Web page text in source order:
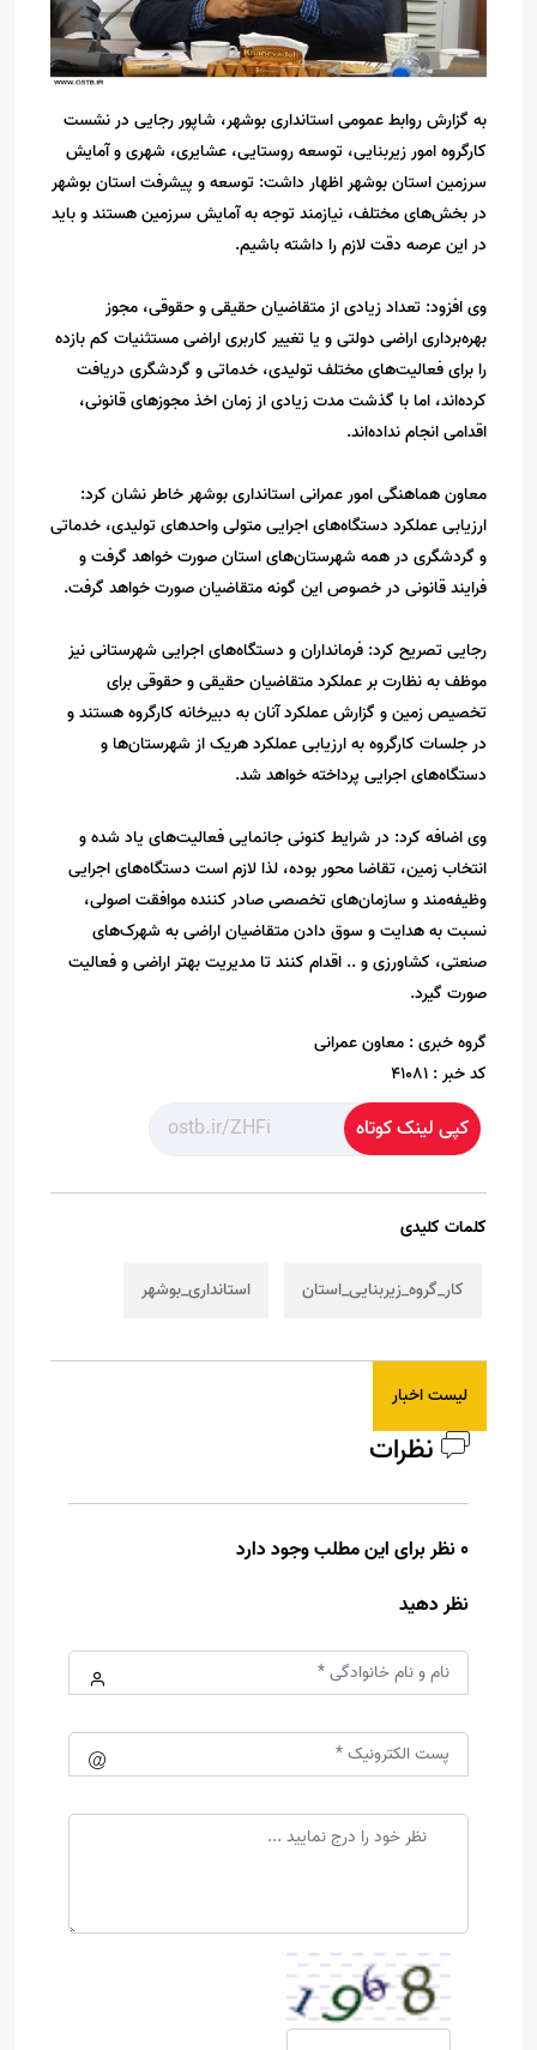
به گزارش روابط عمومی استانداری بوشهر، شاپور رجایی در نشست
کارگروه امور زیربنایی، توسعه روستایی، عشایری، شهری و آمایش
سرزمین استان بوشهر اظهار داشت: توسعه و پیشرفت استان بوشهر
در بخش‌های مختلف، نیازمند توجه به آمایش سرزمین هستند و باید
در این عرصه دقت لازم را داشته باشیم.
وی افزود: تعداد زیادی از متقاضیان حقیقی و حقوقی، مجوز
بهره‌برداری اراضی دولتی و یا تغییر کاربری اراضی مستثنیات کم بازده
را برای فعالیت‌های مختلف تولیدی، خدماتی و گردشگری دریافت
کرده‌اند، اما با گذشت مدت زیادی از زمان اخذ مجوزهای قانونی،
اقدامی انجام نداده‌اند.
معاون هماهنگی امور عمرانی استانداری بوشهر خاطر نشان کرد:
ارزیابی عملکرد دستگاه‌های اجرایی متولی واحدهای تولیدی، خدماتی
و گردشگری در همه شهرستان‌های استان صورت خواهد گرفت و
فرایند قانونی در خصوص این گونه متقاضیان صورت خواهد گرفت.
رجایی تصریح کرد: فرمانداران و دستگاه‌های اجرایی شهرستانی نیز
موظف به نظارت بر عملکرد متقاضیان حقیقی و حقوقی برای
تخصیص زمین و گزارش عملکرد آنان به دبیرخانه کارگروه هستند و
در جلسات کارگروه به ارزیابی عملکرد هریک از شهرستان‌ها و
دستگاه‌های اجرایی پرداخته خواهد شد.
وی اضافه کرد: در شرایط کنونی جانمایی فعالیت‌های یاد شده و
انتخاب زمین، تقاضا محور بوده، لذا لازم است دستگاه‌های اجرایی
وظیفه‌مند و سازمان‌های تخصصی صادر کننده موافقت اصولی،
نسبت به هدایت و سوق دادن متقاضیان اراضی به شهرک‌های
صنعتی، کشاورزی و ..‌ اقدام کنند تا مدیریت بهتر اراضی و فعالیت
صورت گیرد.
گروه خبری : معاون عمرانی
کد خبر : 41081
کپی لینک کوتاه
کلمات کلیدی
کار_گروه_زیربنایی_استان استانداری_بوشهر
لیست اخبار
نظرات
0 نظر برای این مطلب وجود دارد
نظر دهید